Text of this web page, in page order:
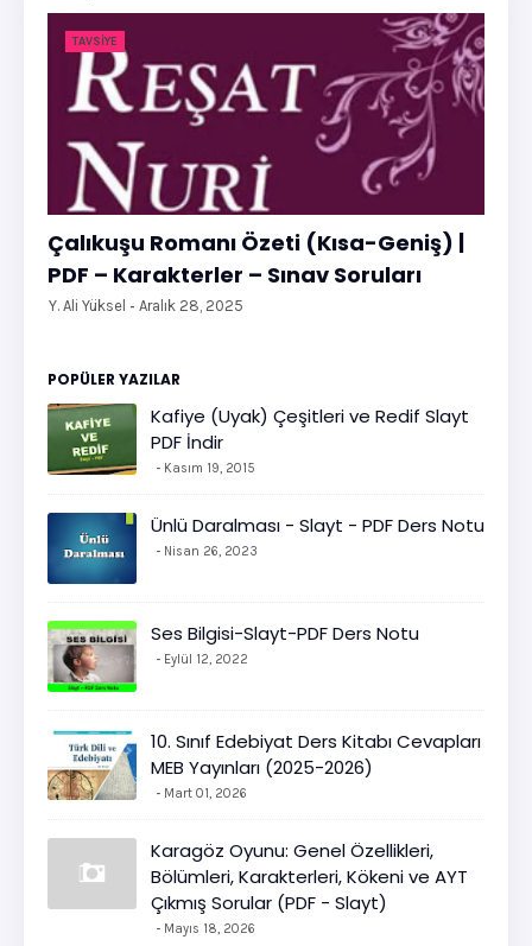
TAVSIYE
Çalıkuşu Romanı Özeti (Kısa-Geniş) |
PDF – Karakterler – Sınav Soruları
Y. Ali Yüksel Aralık 28, 2025
POPÜLER YAZILAR
Kafiye (Uyak) Çeşitleri ve Redif Slayt
PDF İndir
Kasım 19, 2015
Ünlü Daralması - Slayt - PDF Ders Notu
Nisan 26, 2023
Ses Bilgisi-Slayt-PDF Ders Notu
Eylül 12, 2022
10. Sınıf Edebiyat Ders Kitabı Cevapları
MEB Yayınları (2025-2026)
Mart 01, 2026
Karagöz Oyunu: Genel Özellikleri,
Bölümleri, Karakterleri, Kökeni ve AYT
Çıkmış Sorular (PDF - Slayt)
Mayıs 18, 2026